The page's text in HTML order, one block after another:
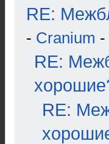
RE:
- Cranium -
RE:
RE: